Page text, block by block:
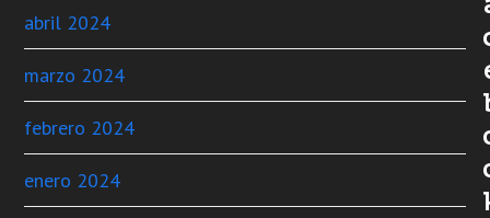
abril 2024
marzo 2024
febrero 2024
enero 2024